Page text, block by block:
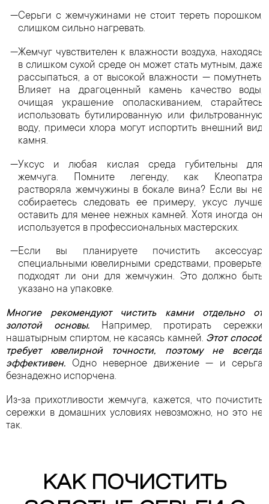
Серьги с жемчужинами не стоит тереть порошком,
слишком сильно нагревать.
Жемчуг чувствителен к влажности воздуха, находясь
в слишком сухой среде он может стать мутным, даже
рассыпаться, а от высокой влажности — помутнеть.
Влияет на драгоценный камень качество воды,
очищая украшение ополаскиванием, старайтесь
использовать бутилированную или фильтрованную
воду, примеси хлора могут испортить внешний вид
камня.
Уксус и любая кислая среда губительны для
жемчуга. Помните легенду, как Клеопатра
растворяла жемчужины в бокале вина? Если вы не
собираетесь следовать ее примеру, уксус лучше
оставить для менее нежных камней. Хотя иногда он
используется в профессиональных мастерских.
Если вы планируете почистить аксессуар
специальными ювелирными средствами, проверьте,
подходят ли они для жемчужин. Это должно быть
указано на упаковке.
Многие рекомендуют чистить камни отдельно от
золотой основы.Например, протирать сережки
нашатырным спиртом, не касаясь камней. Этот способ
требует ювелирной точности, поэтому не всегда
эффективен. Одно неверное движение — и серьга
безнадежно испорчена.
Из-за прихотливости жемчуга, кажется, что почистить
сережки в домашних условиях невозможно, но это не
так.
КАК ПОЧИСТИТЬ